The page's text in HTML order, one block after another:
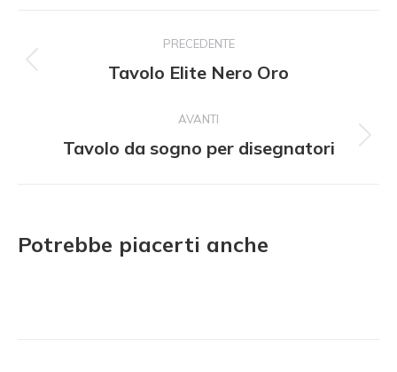
del
PRECEDENTE
Progetto
Tavolo Elite Nero Oro
AVANTI
Il
Tavolo da sogno per disegnatori
Potrebbe piacerti anche